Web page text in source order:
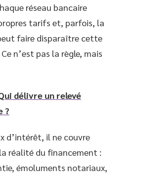
réseau bancaire
tarifs et, parfois, la
faire disparaître cette
n’est pas la règle, mais
délivre un relevé
?
d’intérêt, il ne couvre
réalité du financement :
émoluments notariaux,